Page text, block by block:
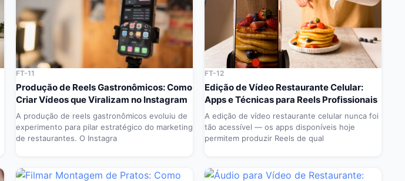
FT-11
Produção de Reels Gastronômicos: Como
Criar Vídeos que Viralizam no Instagram
A produção de reels gastronômicos evoluiu de
experimento para pilar estratégico do marketing
de restaurantes. O Instagra
FT-12
Edição de Vídeo Restaurante Celular:
Apps e Técnicas para Reels Profissionais
A edição de vídeo restaurante celular nunca foi
tão acessível — os apps disponíveis hoje
permitem produzir Reels de qual